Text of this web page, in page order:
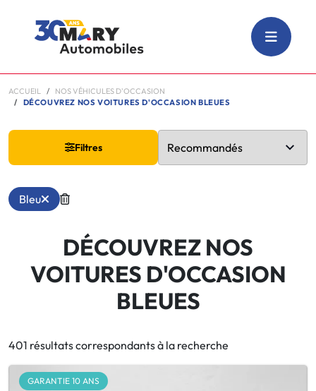
ACCUEIL
NOS VÉHICULES D'OCCASION
DÉCOUVREZ NOS VOITURES D'OCCASION BLEUES
Filtres
Bleu
DÉCOUVREZ NOS
VOITURES D'OCCASION
BLEUES
401 résultats correspondants à la recherche
GARANTIE 10 ANS